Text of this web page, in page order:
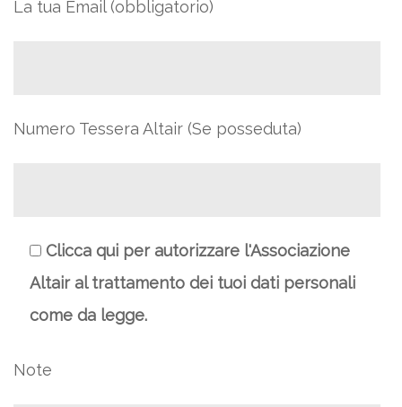
La tua Email (obbligatorio)
Numero Tessera Altair (Se posseduta)
Clicca qui per autorizzare l'Associazione
Altair al trattamento dei tuoi dati personali
come da legge.
Note